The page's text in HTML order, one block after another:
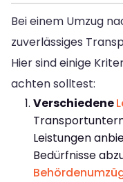
Bei einem Umzug
zuverlässiges
Hier sind einige
achten solltest:
Verschiedene
Leistungen
Bedürfnisse